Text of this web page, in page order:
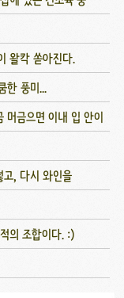
왈칵 쏟아진다.
한 풍미...
머금으면 이내 입 안이
고, 다시 와인을
의 조합이다. :)